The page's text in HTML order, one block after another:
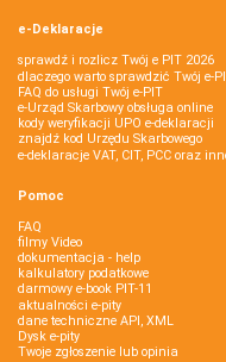
e-Deklaracje
sprawdź i rozlicz Twój e PIT 2026
dlaczego warto sprawdzić Twój e-
FAQ do usługi Twój e-PIT
e-Urząd Skarbowy obsługa online
kody weryfikacji UPO e-deklaracji
znajdź kod Urzędu Skarbowego
e-deklaracje VAT, CIT, PCC oraz
Pomoc
FAQ
filmy Video
dokumentacja - help
kalkulatory podatkowe
darmowy e-book PIT-11
aktualności e-pity
dane techniczne API, XML
Dysk e-pity
Twoje zgłoszenie lub opinia